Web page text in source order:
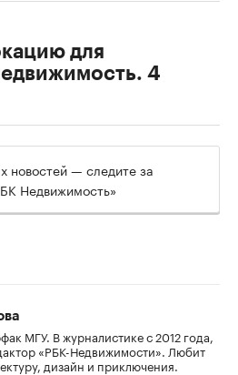
для
4
новостей — следите за
Недвижимость»
МГУ. В журналистике с 2012 года,
«РБК-Недвижимости». Любит
дизайн и приключения.